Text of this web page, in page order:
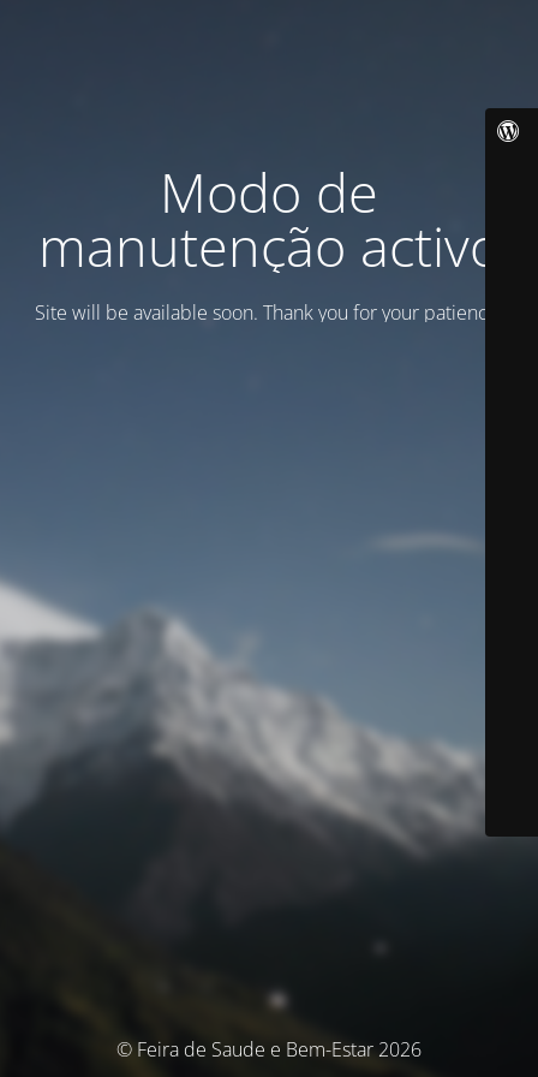
Modo de
manutenção activo
Site will be available soon. Thank you for your patience!
© Feira de Saude e Bem-Estar 2026